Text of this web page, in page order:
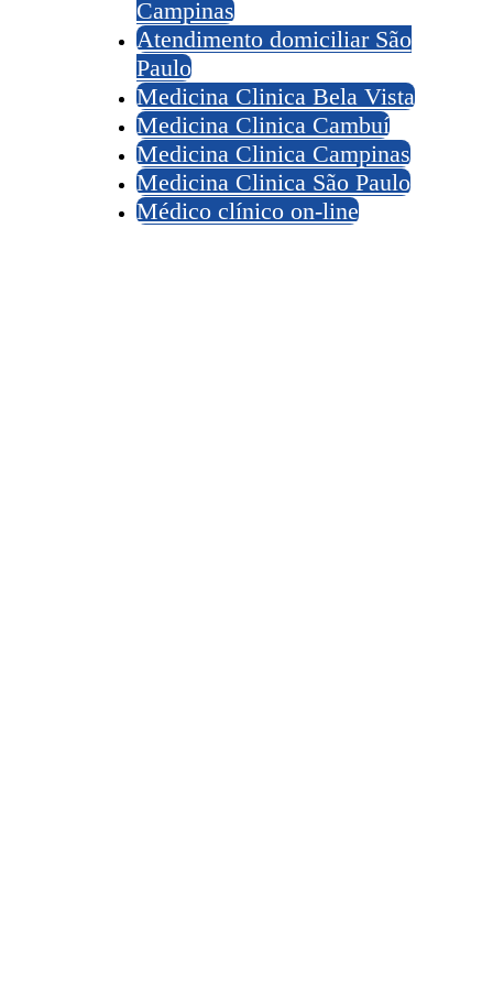
Campinas
Atendimento domiciliar São
Paulo
Medicina Clinica Bela Vista
Medicina Clinica Cambuí
Medicina Clinica Campinas
Medicina Clinica São Paulo
Médico clínico on-line